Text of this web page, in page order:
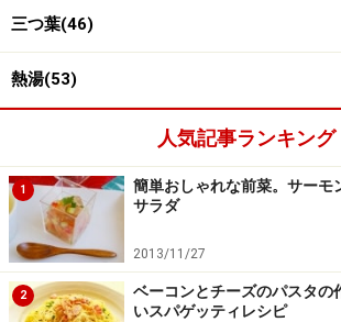
三つ葉(46)
熱湯(53)
人気記事ランキング
1
簡単おしゃれな前菜。サーモ
サラダ
2013/11/27
2
ベーコンとチーズのパスタの
いスパゲッティレシピ